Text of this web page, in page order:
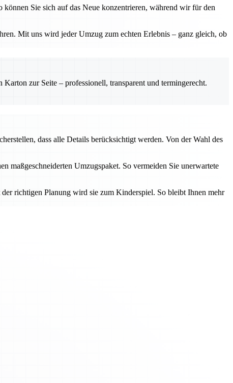
Sie sich auf das Neue konzentrieren, während wir für den
Mit uns wird jeder Umzug zum echten Erlebnis – ganz gleich, ob
zur Seite – professionell, transparent und termingerecht.
dass alle Details berücksichtigt werden. Von der Wahl des
maßgeschneiderten Umzugspaket. So vermeiden Sie unerwartete
richtigen Planung wird sie zum Kinderspiel. So bleibt Ihnen mehr